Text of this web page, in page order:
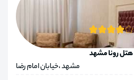
هتل رونا مشهد
مشهد ،خیابان امام رضا